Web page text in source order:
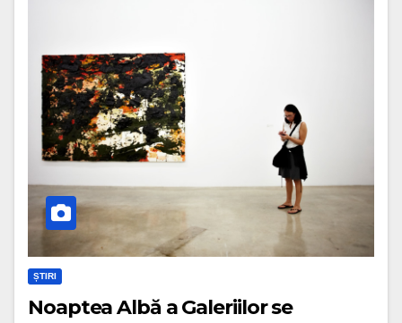
ȘTIRI
Noaptea Albă a Galeriilor se